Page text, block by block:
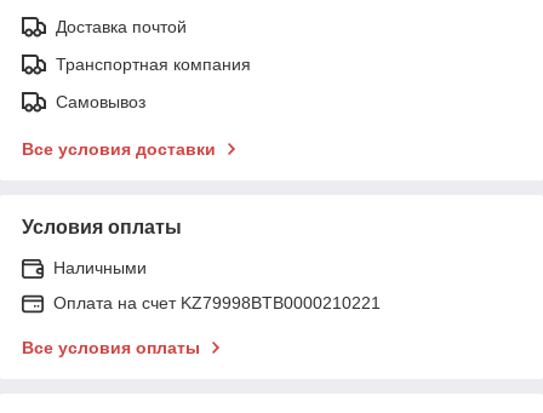
Доставка почтой
Транспортная компания
Самовывоз
Все условия доставки
Условия оплаты
Наличными
Оплата на счет KZ79998BTB0000210221
Все условия оплаты